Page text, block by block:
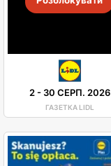
2- 30 СЕРП. 2026
ГАЗЕТКА LIDL